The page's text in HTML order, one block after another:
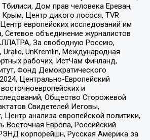
Дом прав человека Ереван,
Центр дикого лосося, TVR
европейских исследований им
Сетевое объединение журналистов
За свободную Россию,
Uralic, UnKremlin, Международная
рабочих, ИстЧам Финланд,
Фонд Демократического
Центрально-Европейский
и
Общество Сторожевой
Свидетелей Иеговы,
Центр анализа европейской политики,
Восточная Европа, Российский
корпорейшн, Русская Америка за